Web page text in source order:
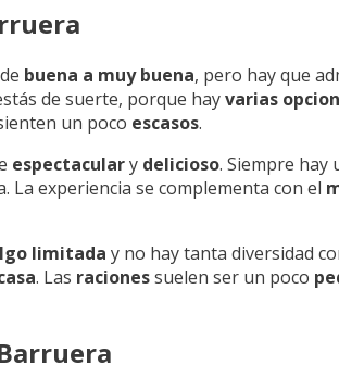
buena a muy buena, pero hay que
de suerte, porque hayvarias
un poco escasos.
espectaculary delicioso. Siempre hay
La experiencia se complementa con el
limitada y no hay tanta diversidad
. Las racionessuelen ser un poco